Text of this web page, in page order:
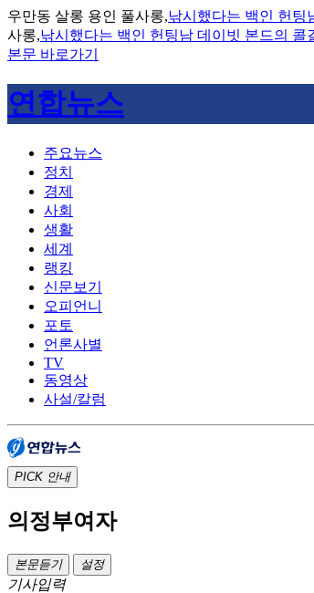
우만동 살롱 용인 풀사롱,낚시했다는 백인 헌팅
사롱,낚시했다는 백인 헌팅남 데이빗 본드의 콜
본문 바로가기
연합뉴스
주요뉴스
정치
경제
사회
생활
세계
랭킹
신문보기
오피언니
포토
언론사별
TV
동영상
사설/칼럼
PICK 안내
의정부여자
본문듣기 설정
기사입력